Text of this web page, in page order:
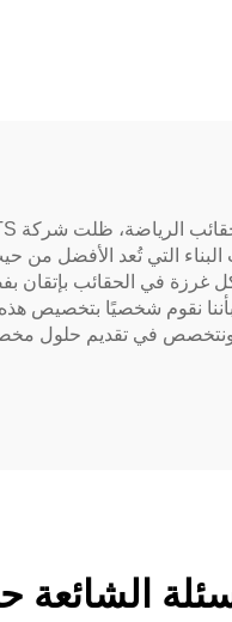
البناء التي تُعد الأفضل
في الحقائب بإتقان
ونفخر بأننا نقوم شخصيًا
ونتخصص في تقديم حلول